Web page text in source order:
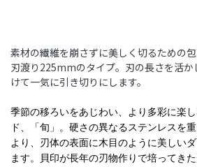
素材の繊維を崩さずに美しく切るための包
刃渡り225mmのタイプ。刃の長さを活か
けて一気に引き切りにします。
季節の移ろいをあじわい、より多彩に楽
ド、「旬」。硬さの異なるステンレスを
より、刃体の表面に木目のように美しい
ます。貝印が長年の刃物作りで培ってき